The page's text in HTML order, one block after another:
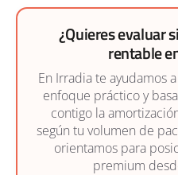
¿Quieres evaluar
rentable
En Irradia te ayudamos
enfoque práctico y
contigo la
según tu volumen de
orientamos para
premium